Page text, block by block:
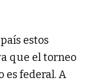
estos
que el torneo
es federal. A